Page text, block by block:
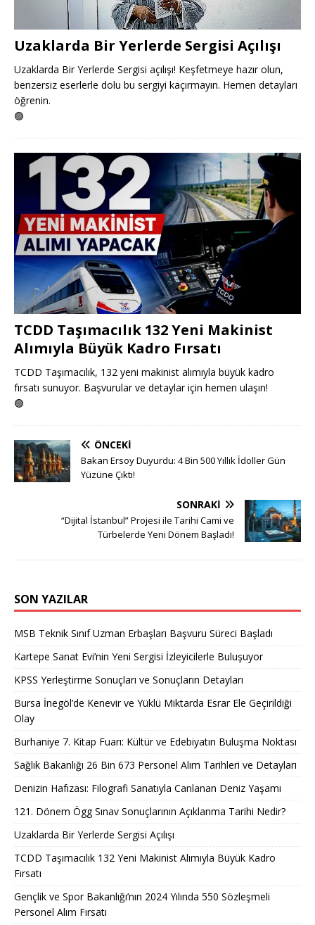
Uzaklarda Bir Yerlerde Sergisi Açılışı
Uzaklarda Bir Yerlerde Sergisi açılışı! Keşfetmeye hazır olun,
benzersiz eserlerle dolu bu sergiyi kaçırmayın. Hemen detayları
öğrenin.
🟢
TCDD Taşımacılık 132 Yeni Makinist
Alımıyla Büyük Kadro Fırsatı
TCDD Taşımacılık, 132 yeni makinist alımıyla büyük kadro
fırsatı sunuyor. Başvurular ve detaylar için hemen ulaşın!
🟢
ÖNCEKI
Bakan Ersoy Duyurdu: 4 Bin 500 Yıllık İdoller Gün
Yüzüne Çıktı!
SONRAKI
“Dijital İstanbul” Projesi ile Tarihi Cami ve
Türbelerde Yeni Dönem Başladı!
SON YAZILAR
MSB Teknik Sınıf Uzman Erbaşları Başvuru Süreci Başladı
Kartepe Sanat Evi’nin Yeni Sergisi İzleyicilerle Buluşuyor
KPSS Yerleştirme Sonuçları ve Sonuçların Detayları
Bursa İnegöl’de Kenevir ve Yüklü Miktarda Esrar Ele Geçirildiği
Olay
Burhaniye 7. Kitap Fuarı: Kültür ve Edebiyatın Buluşma Noktası
Sağlık Bakanlığı 26 Bin 673 Personel Alım Tarihleri ve Detayları
Denizin Hafızası: Filografi Sanatıyla Canlanan Deniz Yaşamı
121. Dönem Ögg Sınav Sonuçlarının Açıklanma Tarihi Nedir?
Uzaklarda Bir Yerlerde Sergisi Açılışı
TCDD Taşımacılık 132 Yeni Makinist Alımıyla Büyük Kadro
Fırsatı
Gençlik ve Spor Bakanlığı’nın 2024 Yılında 550 Sözleşmeli
Personel Alım Fırsatı